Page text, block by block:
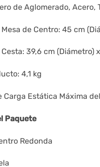
de Aglomerado, Acero,
de Centro: 45 cm
39,6 cm (Diámetro)
4,1 kg
Carga Estática Máxima
Paquete
Redonda